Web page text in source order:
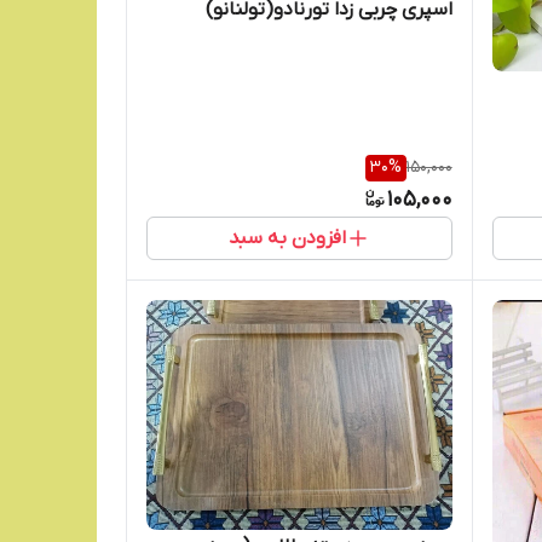
اسپری چربی زدا تورنادو(تولنانو)
150,000
30%
105,000
افزودن به سبد